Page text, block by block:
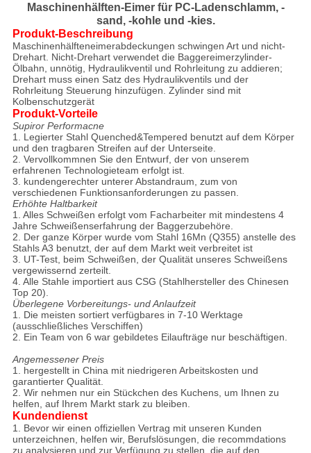
Maschinenhälften-Eimer für PC-Ladenschlamm, -
sand, -kohle und -kies.
Produkt-Beschreibung
Maschinenhälfteneimerabdeckungen schwingen Art und nicht-
Drehart. Nicht-Drehart verwendet die Baggereimerzylinder-
Ölbahn, unnötig, Hydraulikventil und Rohrleitung zu addieren;
Drehart muss einen Satz des Hydraulikventils und der
Rohrleitung Steuerung hinzufügen. Zylinder sind mit
Kolbenschutzgerät
Produkt-Vorteile
Supiror Performacne
1. Legierter Stahl Quenched&Tempered benutzt auf dem Körper
und den tragbaren Streifen auf der Unterseite.
2. Vervollkommnen Sie den Entwurf, der von unserem
erfahrenen Technologieteam erfolgt ist.
3. kundengerechter unterer Abstandraum, zum von
verschiedenen Funktionsanforderungen zu passen.
Erhöhte Haltbarkeit
1. Alles Schweißen erfolgt vom Facharbeiter mit mindestens 4
Jahre Schweißenserfahrung der Baggerzubehöre.
2. Der ganze Körper wurde vom Stahl 16Mn (Q355) anstelle des
Stahls A3 benutzt, der auf dem Markt weit verbreitet ist
3. UT-Test, beim Schweißen, der Qualität unseres Schweißens
vergewissernd zerteilt.
4. Alle Stahle importiert aus CSG (Stahlhersteller des Chinesen
Top 20).
Überlegene Vorbereitungs- und Anlaufzeit
1. Die meisten sortiert verfügbares in 7-10 Werktage
(ausschließliches Verschiffen)
2. Ein Team von 6 war gebildetes Eilaufträge nur beschäftigen.
Angemessener Preis
1. hergestellt in China mit niedrigeren Arbeitskosten und
garantierter Qualität.
2. Wir nehmen nur ein Stückchen des Kuchens, um Ihnen zu
helfen, auf Ihrem Markt stark zu bleiben.
Kundendienst
1. Bevor wir einen offiziellen Vertrag mit unseren Kunden
unterzeichnen, helfen wir, Berufslösungen, die recommdations
zu analysieren und zur Verfügung zu stellen, die auf den